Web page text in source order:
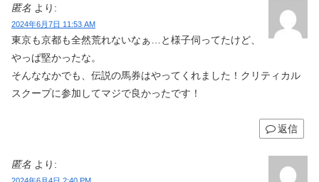
匿名 より:
2024年6月7日 11:53 AM
東京も京都も全然荒れないなぁ…と様子伺ってたけど、
やっぱ堅かったな。
そんななかでも、伝説の馬券はやってくれました！クリティカル
スクープに参加してマジで良かったです！
返信
匿名 より: